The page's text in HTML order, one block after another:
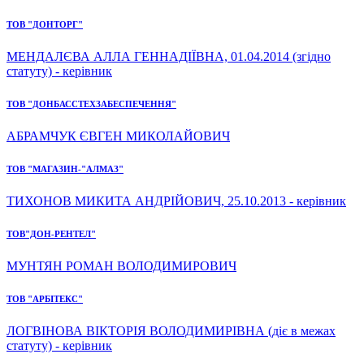
ТОВ "ДОНТОРГ"
МЕНДАЛЄВА АЛЛА ГЕННАДІЇВНА, 01.04.2014 (згідно
статуту) - керівник
ТОВ "ДОНБАССТЕХЗАБЕСПЕЧЕННЯ"
АБРАМЧУК ЄВГЕН МИКОЛАЙОВИЧ
ТОВ "МАГАЗИН-"АЛМАЗ"
ТИХОНОВ МИКИТА АНДРІЙОВИЧ, 25.10.2013 - керівник
ТОВ"ДОН-РЕНТЕЛ"
МУНТЯН РОМАН ВОЛОДИМИРОВИЧ
ТОВ "АРБІТЕКС"
ЛОГВІНОВА ВІКТОРІЯ ВОЛОДИМИРІВНА (діє в межах
статуту) - керівник